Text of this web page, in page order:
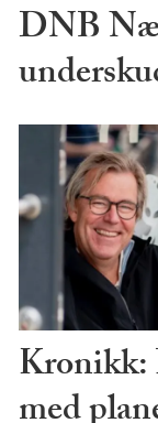
DNB
Kronikk: